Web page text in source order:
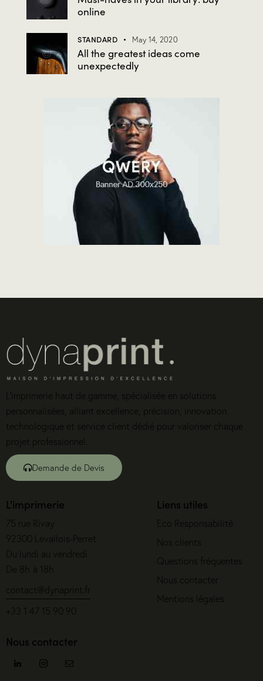
online
STANDARD May 14, 2020
All the greatest ideas come
unexpectedly
L’imprimerie haut de gamme, spécialisée en solutions
personnalisées, alliant excellence, précision, innovation
technologique et service client dédié pour valoriser chaque
projet professionnel.
Demande de Devis
L'imprimerie
75 rue Rivay
92300 Levallois-Perret
Du lundi au vendredi
De 8h à 18h
contact@dynaprint.fr
+33 1 47 15 90 90
Liens utiles
Eco Responsabilité
Nos clients
Questions fréquentes
Nous contacter
Mentions légales
Nous contacter